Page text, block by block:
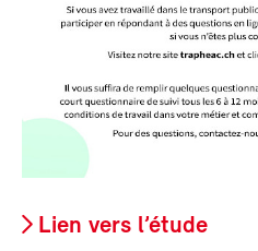
Lien vers l’étude